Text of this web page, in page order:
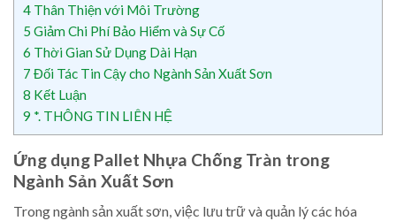
4 Thân Thiện với Môi Trường
5 Giảm Chi Phí Bảo Hiểm và Sự Cố
6 Thời Gian Sử Dụng Dài Hạn
7 Đối Tác Tin Cậy cho Ngành Sản Xuất Sơn
8 Kết Luận
9 *. THÔNG TIN LIÊN HỆ
Ứng dụng Pallet Nhựa Chống Tràn trong
Ngành Sản Xuất Sơn
Trong ngành sản xuất sơn, việc lưu trữ và quản lý các hóa